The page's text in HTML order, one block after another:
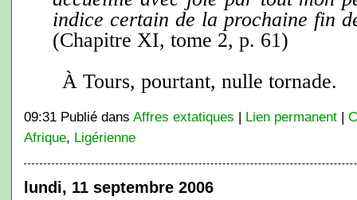
indice certain de la prochaine fin
(Chapitre XI, tome 2, p. 61)
À Tours, pourtant, nulle tornade.
09:31 Publié dans Affres extatiques | Lien permanent|
Afrique, Ligérienne
lundi, 11 septembre 2006